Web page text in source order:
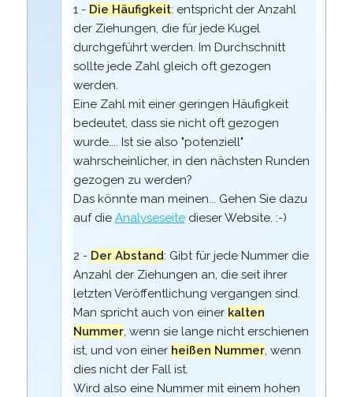
1 - Die Häufigkeit: entspricht der Anzahl
der Ziehungen, die für jede Kugel
durchgeführt werden. Im Durchschnitt
sollte jede Zahl gleich oft gezogen
werden.
Eine Zahl mit einer geringen Häufigkeit
bedeutet, dass sie nicht oft gezogen
wurde.... Ist sie also "potenziell"
wahrscheinlicher, in den nächsten Runden
gezogen zu werden?
Das könnte man meinen... Gehen Sie dazu
auf die Analyseseitedieser Website. :-)
2 - Der Abstand: Gibt für jede Nummer die
Anzahl der Ziehungen an, die seit ihrer
letzten Veröffentlichung vergangen sind.
Man spricht auch von einer kalten
Nummer, wenn sie lange nicht erschienen
ist, und von einer heißen Nummer, wenn
dies nicht der Fall ist.
Wird also eine Nummer mit einem hohen